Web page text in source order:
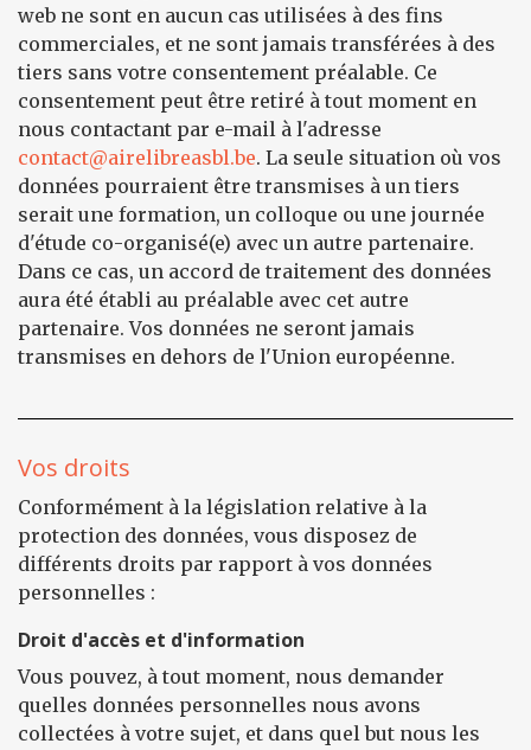
web ne sont en aucun cas utilisées à des fins
commerciales, et ne sont jamais transférées à des
tiers sans votre consentement préalable. Ce
consentement peut être retiré à tout moment en
nous contactant par e-mail à l'adresse
contact@airelibreasbl.be. La seule situation où vos
données pourraient être transmises à un tiers
serait une formation, un colloque ou une journée
d'étude co-organisé(e) avec un autre partenaire.
Dans ce cas, un accord de traitement des données
aura été établi au préalable avec cet autre
partenaire. Vos données ne seront jamais
transmises en dehors de l'Union européenne.
Vos droits
Conformément à la législation relative à la
protection des données, vous disposez de
différents droits par rapport à vos données
personnelles :
Droit d'accès et d'information
Vous pouvez, à tout moment, nous demander
quelles données personnelles nous avons
collectées à votre sujet, et dans quel but nous les